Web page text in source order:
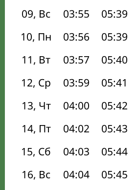
09, Вс
03:55 05:39
10, Пн
03:56 05:39
11, Вт
03:57 05:40
12, Ср
03:59 05:41
13, Чт
04:00 05:42
14, Пт
04:02 05:43
15, Сб
04:03 05:44
16, Вс
04:04 05:45